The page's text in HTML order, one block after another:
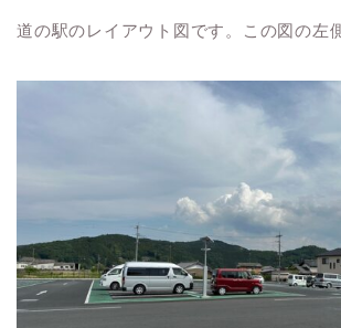
道の駅のレイアウト図です。この図の左